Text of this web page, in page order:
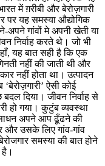
में ग़रीबी और बेरोज़गारी
पर यह समस्या औद्योगिक
गांवों मे अपनी खेती या
निर्वाह करते थे। जो भी
यह बात सही है कि एक
नहीं की जाती थी और
नहीं होता था। उत्पादन
ऐसी कोई
दिया। जीवन निर्वाह से
हो गया। कुटुंब व्यवस्था
साधन अपने आप ढूँढने की
और उसके लिए गांव-गांव
समस्या की बात होने